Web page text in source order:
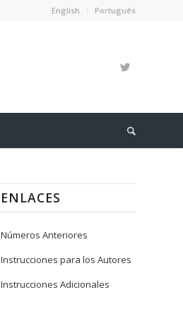
English Português
ENLACES
Números Anteriores
Instrucciones para los Autores
Instrucciones Adicionales